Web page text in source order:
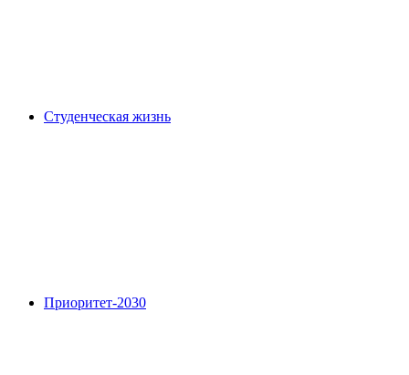
Студенческая жизнь
Приоритет-2030